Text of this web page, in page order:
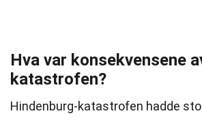
Hva var konsekvensene
katastrofen?
Hindenburg-katastrofen hadde